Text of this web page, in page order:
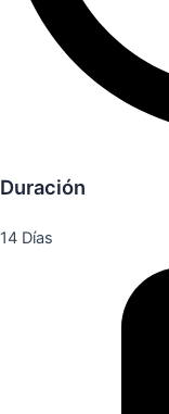
Duración
14 Días